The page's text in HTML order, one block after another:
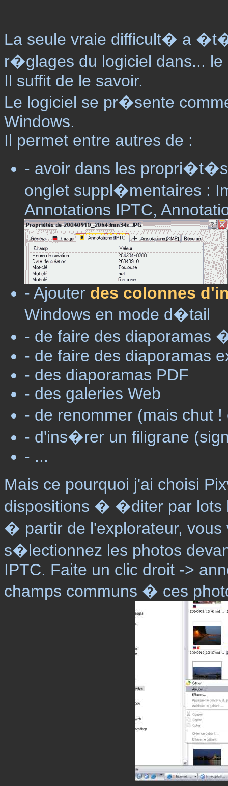
La seule vraie difficult� a
r�glages du logiciel dans...
Il suffit de le savoir.
Le logiciel se pr�sente
Windows.
Il permet entre autres de :
- avoir dans les
onglet suppl�mentaires :
Annotations IPTC,
- Ajouter des colonnes
Windows en mode d�tail
- de faire des diaporamas
- de faire des diaporamas
- des diaporamas PDF
- des galeries Web
- de renommer (mais
- d'ins�rer un filigrane
- ...
Mais ce pourquoi j'ai choisi
dispositions � �diter par lots
� partir de l'explorateur,
s�lectionnez les photos
IPTC. Faite un clic droit ->
champs communs � ces